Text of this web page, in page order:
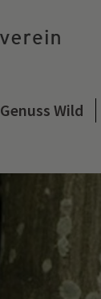
Genuss Wild